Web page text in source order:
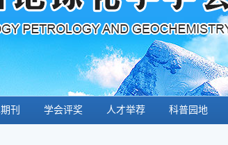
刊 学会评奖 人才举荐 科普园地